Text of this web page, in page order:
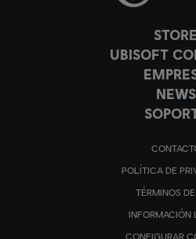
STORE
UBISOFT
NEWS
POLÍTICA DE
TÉRMINOS
INFORMACIÓN